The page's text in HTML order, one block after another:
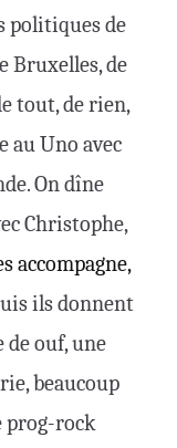
politiques de
Bruxelles, de
tout, de rien,
au Uno avec
On dîne
Christophe,
accompagne,
ils donnent
de ouf, une
beaucoup
prog-rock